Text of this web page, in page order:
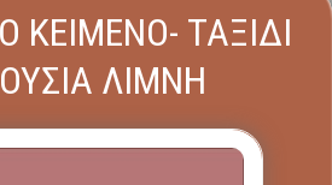
ΤΑΞΙΔΙ
ΛΙΜΝΗ